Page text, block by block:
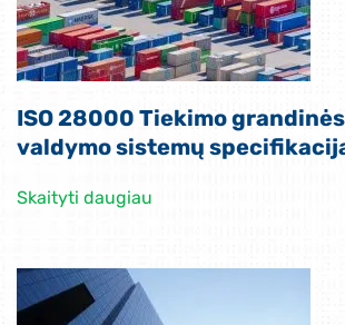
ISO 28000 Tiekimo
valdymo sistemų
Skaityti daugiau